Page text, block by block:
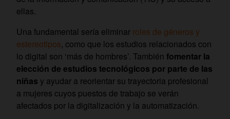
ellas.
Una fundamental sería eliminar roles de géneros y
estereotipos, como que los estudios relacionados con
lo digital son ‘más de hombres’. También fomentar la
elección de estudios tecnológicos por parte de las
niñas y ayudar a reorientar su trayectoria profesional
a mujeres cuyos puestos de trabajo se verán
afectados por la digitalización y la automatización.